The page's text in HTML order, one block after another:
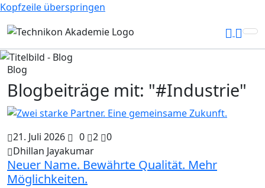
Kopfzeile überspringen
Blog
Blogbeiträge mit: "#Industrie"
21. Juli 2026 0 2
0
Dhillan Jayakumar
Neuer Name. Bewährte Qualität. Mehr
Möglichkeiten.